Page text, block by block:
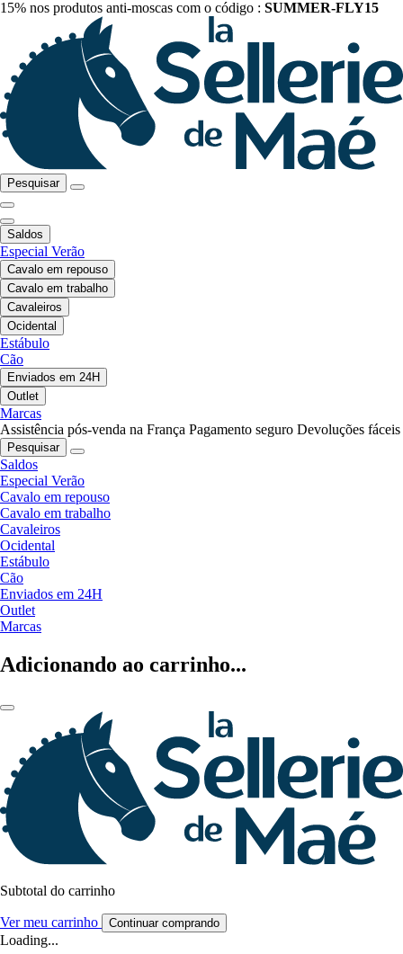
15% nos produtos anti-moscas com o código : SUMMER-FLY15
Pesquisar
Saldos
Especial Verão
Cavalo em repouso
Cavalo em trabalho
Cavaleiros
Ocidental
Estábulo
Cão
Enviados em 24H
Outlet
Marcas
Assistência pós-venda na França Pagamento seguro Devoluções fáceis
Pesquisar
Saldos
Especial Verão
Cavalo em repouso
Cavalo em trabalho
Cavaleiros
Ocidental
Estábulo
Cão
Enviados em 24H
Outlet
Marcas
Adicionando ao carrinho...
Subtotal do carrinho
Ver meu carrinho Continuar comprando
Loading...